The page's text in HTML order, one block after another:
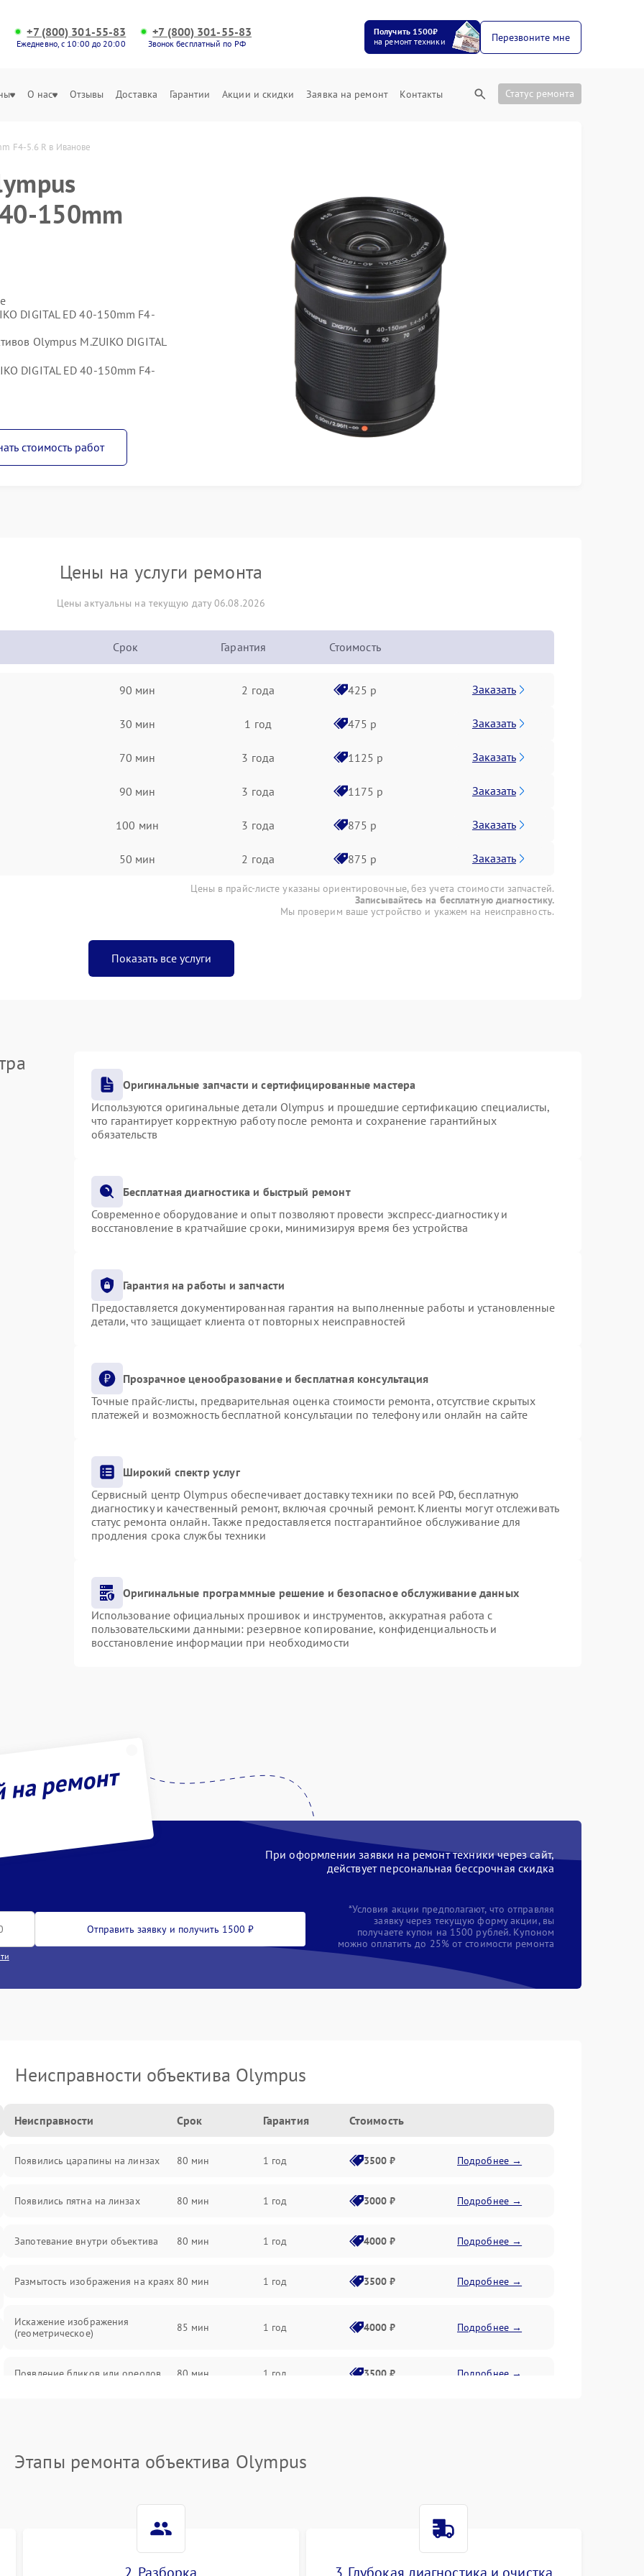
+7 (800) 301-55-83
Ежедневно, с 10:00 до 20:00
+7 (800) 301-55-83
Звонок бесплатный по РФ
Получить 1500₽
на ремонт техники
Перезвоните мне
О нас Отзывы Доставка Гарантии Акции и скидки Заявка на ремонт Контакты Статус ремонта
F4-5.6 R в Иванове
150mm
DIGITAL ED 40-150mm F4-
Olympus M.ZUIKO DIGITAL
DIGITAL ED 40-150mm F4-
стоимость работ
Цены на услуги ремонта
Цены актуальны на текущую дату 06.08.2026
Срок Гарантия Стоимость
90 мин 2 года 425 р Заказать
30 мин 1 год 475 р Заказать
70 мин 3 года 1125 р Заказать
90 мин 3 года 1175 р Заказать
100 мин 3 года 875 р Заказать
50 мин 2 года 875 р Заказать
Цены в прайс-листе указаны ориентировочные, без учета стоимости запчастей.
Записывайтесь на бесплатную диагностику.
Мы проверим ваше устройство и укажем на неисправность.
Показать все услуги
Оригинальные запчасти и сертифицированные мастера
Используются оригинальные детали Olympus и прошедшие сертификацию специалисты,
что гарантирует корректную работу после ремонта и сохранение гарантийных
обязательств
Бесплатная диагностика и быстрый ремонт
Современное оборудование и опыт позволяют провести экспресс-диагностику и
восстановление в кратчайшие сроки, минимизируя время без устройства
Гарантия на работы и запчасти
Предоставляется документированная гарантия на выполненные работы и установленные
детали, что защищает клиента от повторных неисправностей
Прозрачное ценообразование и бесплатная консультация
Точные прайс-листы, предварительная оценка стоимости ремонта, отсутствие скрытых
платежей и возможность бесплатной консультации по телефону или онлайн на сайте
Широкий спектр услуг
Сервисный центр Olympus обеспечивает доставку техники по всей РФ, бесплатную
диагностику и качественный ремонт, включая срочный ремонт. Клиенты могут отслеживать
статус ремонта онлайн. Также предоставляется постгарантийное обслуживание для
продления срока службы техники
Оригинальные программные решение и безопасное обслуживание данных
Использование официальных прошивок и инструментов, аккуратная работа с
пользовательскими данными: резервное копирование, конфиденциальность и
восстановление информации при необходимости
ремонт
При оформлении заявки на ремонт техники через сайт,
действует персональная бессрочная скидка
Отправить заявку и получить 1500 ₽
*Условия акции предполагают, что отправляя
заявку через текущую форму акции, вы
получаете купон на 1500 рублей. Купоном
можно оплатить до 25% от стоимости ремонта
Неисправности объектива Olympus
Неисправности Срок Гарантия Стоимость
Появились царапины на линзах 80 мин 1 год 3500 ₽ Подробнее →
Появились пятна на линзах 80 мин 1 год 3000 ₽ Подробнее →
Запотевание внутри объектива 80 мин 1 год 4000 ₽ Подробнее →
Размытость изображения на краях 80 мин 1 год 3500 ₽ Подробнее →
Искажение изображения
(геометрическое)
85 мин 1 год 4000 ₽ Подробнее →
Появление бликов или ореолов 80 мин 1 год 3500 ₽ Подробнее →
Этапы ремонта объектива Olympus